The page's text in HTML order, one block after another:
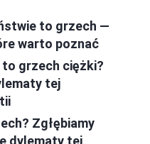
to grzech —
warto poznać
grzech ciężki?
tej
Zgłębiamy